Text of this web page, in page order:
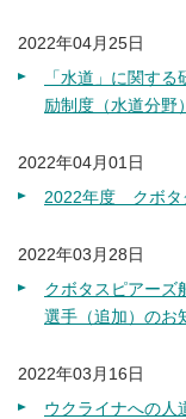
2022年04月25日
「水道」に関す
励制度（水道分野
2022年04月01日
2022年度 クボタ
2022年03月28日
クボタスピアーズ
選手（追加）のお
2022年03月16日
ウクライナへの人